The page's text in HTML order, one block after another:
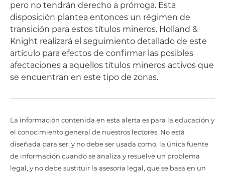
pero no tendrán derecho a prórroga. Esta
disposición plantea entonces un régimen de
transición para estos títulos mineros. Holland &
Knight realizará el seguimiento detallado de este
artículo para efectos de confirmar las posibles
afectaciones a aquellos títulos mineros activos que
se encuentran en este tipo de zonas.
La información contenida en esta alerta es para la educación y
el conocimiento general de nuestros lectores. No está
diseñada para ser, y no debe ser usada como, la única fuente
de información cuando se analiza y resuelve un problema
legal, y no debe sustituir la asesoría legal, que se basa en un